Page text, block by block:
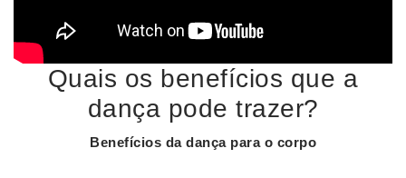
Quais os benefícios que a
dança pode trazer?
Benefícios da dançapara o corpo